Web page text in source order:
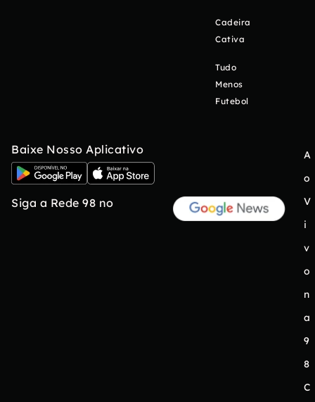
Cadeira
Cativa
Tudo
Menos
Futebol
Baixe Nosso Aplicativo
Siga a Rede 98 no
A
o
V
i
v
o
n
a
9
8
C